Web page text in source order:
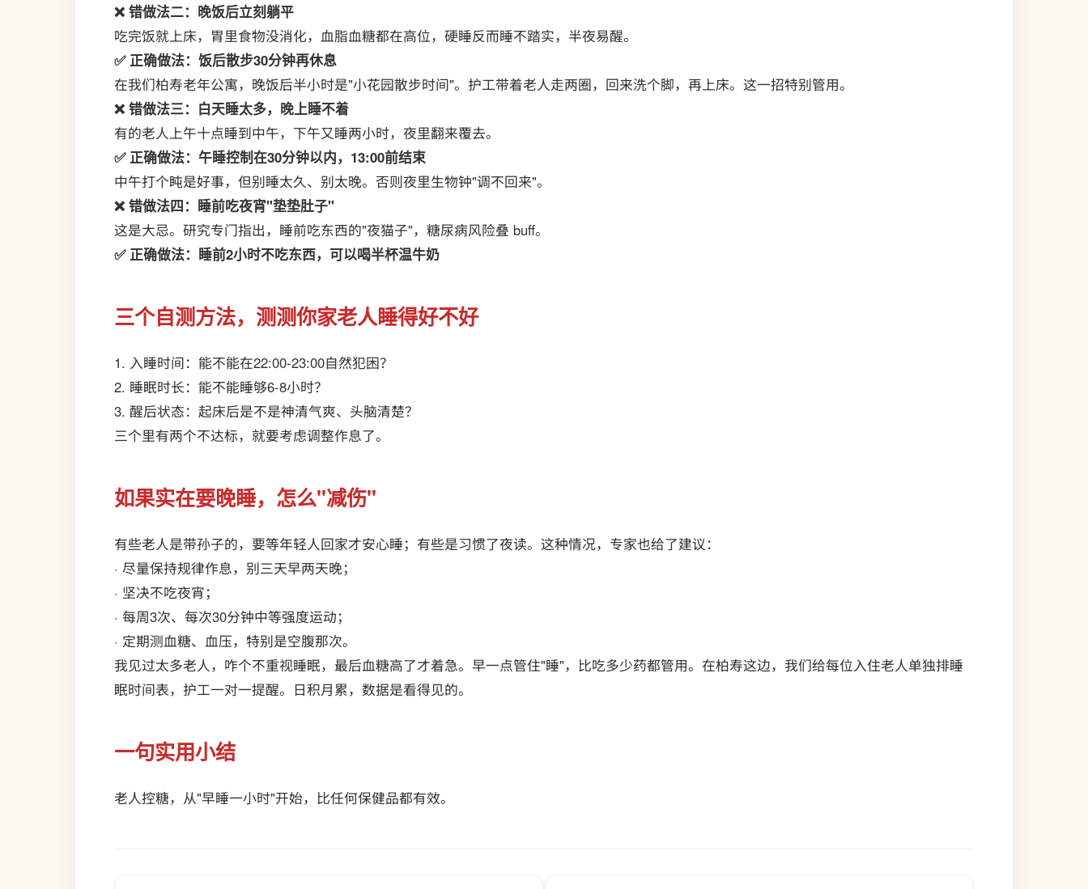
❌ 错做法二：晚饭后立刻躺平
吃完饭就上床，胃里食物没消化，血脂血糖都在高位，硬睡反而睡不踏实，半夜易醒。
✅ 正确做法：饭后散步30分钟再休息
在我们柏寿老年公寓，晚饭后半小时是"小花园散步时间"。护工带着老人走两圈，回来洗个脚，再上床。这一招特别管用。
❌ 错做法三：白天睡太多，晚上睡不着
有的老人上午十点睡到中午，下午又睡两小时，夜里翻来覆去。
✅ 正确做法：午睡控制在30分钟以内，13:00前结束
中午打个盹是好事，但别睡太久、别太晚。否则夜里生物钟"调不回来"。
❌ 错做法四：睡前吃夜宵"垫垫肚子"
这是大忌。研究专门指出，睡前吃东西的"夜猫子"，糖尿病风险叠 buff。
✅ 正确做法：睡前2小时不吃东西，可以喝半杯温牛奶
三个自测方法，测测你家老人睡得好不好
1. 入睡时间：能不能在22:00-23:00自然犯困？
2. 睡眠时长：能不能睡够6-8小时？
3. 醒后状态：起床后是不是神清气爽、头脑清楚？
三个里有两个不达标，就要考虑调整作息了。
如果实在要晚睡，怎么"减伤"
有些老人是带孙子的，要等年轻人回家才安心睡；有些是习惯了夜读。这种情况，专家也给了建议：
· 尽量保持规律作息，别三天早两天晚；
· 坚决不吃夜宵；
· 每周3次、每次30分钟中等强度运动；
· 定期测血糖、血压，特别是空腹那次。
我见过太多老人，咋个不重视睡眠，最后血糖高了才着急。早一点管住"睡"，比吃多少药都管用。在柏寿这边，我们给每位入住老人单独排睡
眠时间表，护工一对一提醒。日积月累，数据是看得见的。
一句实用小结
老人控糖，从"早睡一小时"开始，比任何保健品都有效。